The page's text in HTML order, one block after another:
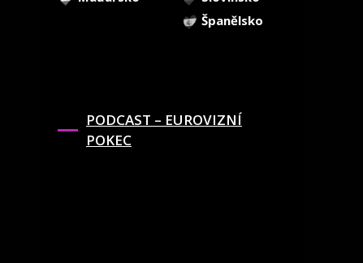
Španělsko
PODCAST – EUROVIZNÍ
POKEC